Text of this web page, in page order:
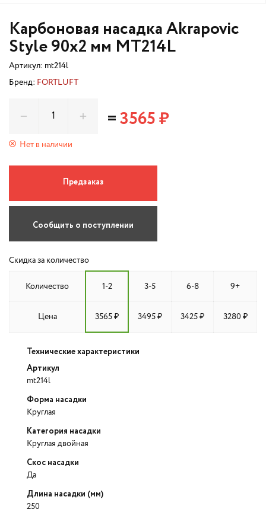
Карбоновая насадка Akrapovic
Style 90x2 мм MT214L
Артикул: mt214l
Бренд: FORTLUFT
Нет в наличии
=3565 ₽
Предзаказ
Сообщить о поступлении
Скидка за количество
Количество 1-2 3-5 6-8 9+
Цена 3565 ₽ 3495 ₽ 3425 ₽ 3280 ₽
Технические характеристики
Артикул
mt214l
Форма насадки
Круглая
Категория насадки
Круглая двойная
Скос насадки
Да
Длина насадки (мм)
250